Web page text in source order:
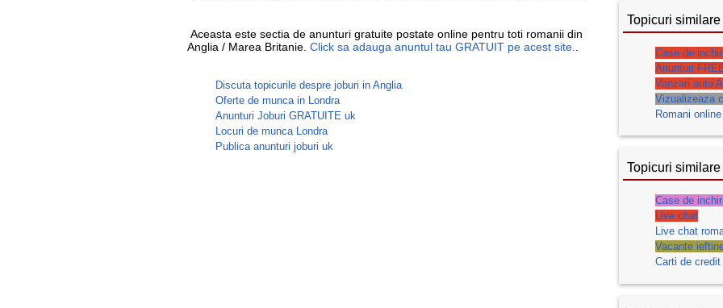
Aceasta este sectia de anunturi gratuite postate online pentru toti romanii din
Anglia / Marea Britanie. Click sa adauga anuntul tau GRATUIT pe acest site.
Discuta topicurile despre joburi in Anglia
Oferte de munca in Londra
Anunturi Joburi GRATUITE uk
Locuri de munca Londra
Publica anunturi joburi uk
Topicuri similare
Case de
Anunturi
Vanzari auto
Vizualizeaza
Romani online
Topicuri similare
Case de
Live chat
Live chat
Vacante
Carti de credit